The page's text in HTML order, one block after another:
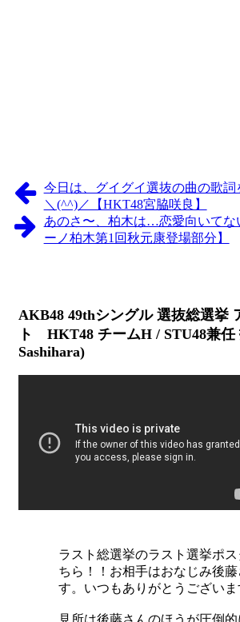
今日は、グイグイ選抜の曲の歌詞
＼(^^)／【HKT48宮脇咲良】
あのさ〜、柏木は…恋愛向いてな
ーノ柏木第1回秋元康登場部分】
AKB48 49thシングル 選抜総選挙
ト HKT48 チームH / STU48兼任
Sashihara)
ラスト総選挙のラスト選挙ポス
ちら！！お相手はおなじみ後
す。いつもありがとうございま